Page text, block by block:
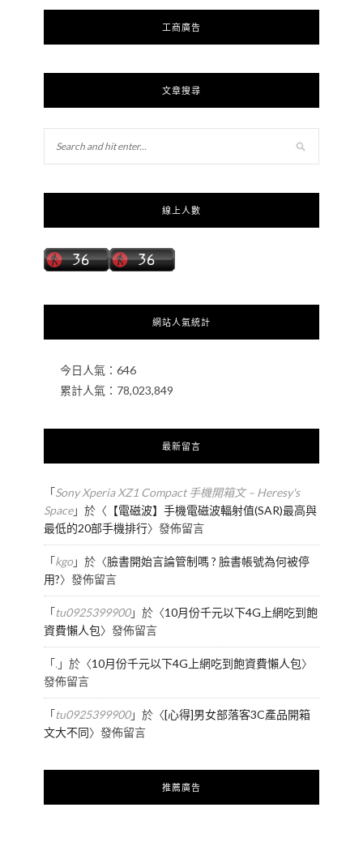
工商廣告
文章搜尋
線上人數
網站人氣統計
今日人氣： 646
累計人氣： 78,023,849
最新留言
「Sony Xperia XZ1 Compact 手機開箱文 – Heresy's
Space」於〈 【電磁波】手機電磁波輻射值(SAR)最高與
最低的20部手機排行〉發佈留言
「kgo」於〈臉書開始言論管制嗎 ? 臉書帳號為何被停
用?〉發佈留言
「tu0925399900」於〈10月份千元以下4G上網吃到飽
資費懶人包〉發佈留言
「.」於〈10月份千元以下4G上網吃到飽資費懶人包〉
發佈留言
「tu0925399900」於〈[心得]男女部落客3C產品開箱
文大不同〉發佈留言
推薦廣告